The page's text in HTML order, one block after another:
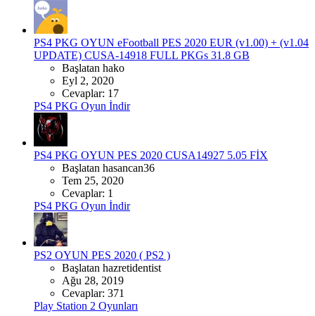
PS4 PKG OYUN eFootball PES 2020 EUR (v1.00) + (v1.04
UPDATE) CUSA-14918 FULL PKGs 31.8 GB
Başlatan hako
Eyl 2, 2020
Cevaplar: 17
PS4 PKG Oyun İndir
PS4 PKG OYUN PES 2020 CUSA14927 5.05 FİX
Başlatan hasancan36
Tem 25, 2020
Cevaplar: 1
PS4 PKG Oyun İndir
PS2 OYUN PES 2020 ( PS2 )
Başlatan hazretidentist
Ağu 28, 2019
Cevaplar: 371
Play Station 2 Oyunları